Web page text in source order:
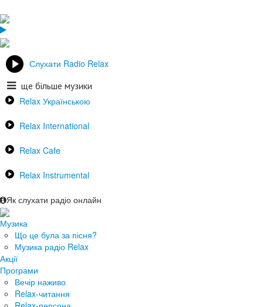
Слухати Radio Relax
ще більше музики
Relax Українською
Relax International
Relax Cafe
Relax Instrumental
Як слухати радіо онлайн
Музика
Що це була за пісня?
Музика радіо Relax
Акції
Програми
Вечір наживо
Relax-читання